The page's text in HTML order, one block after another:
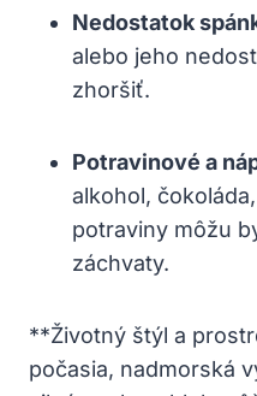
Nedostatok
alebo jeho
zhoršiť.
Potravinové a
alkohol,
potraviny môžu
záchvaty.
**Životný štýl a
počasia, nadmorská